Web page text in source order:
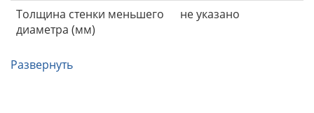
Толщина стенки меньшего
диаметра (мм)
не указано
Развернуть